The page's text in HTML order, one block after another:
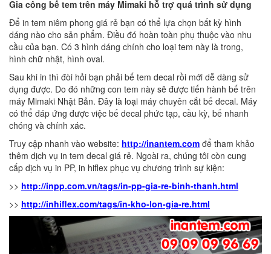
Gia công bế tem trên máy Mimaki hỗ trợ quá trình sử dụng
Để in tem niêm phong giá rẻ bạn có thể lựa chọn bất kỳ hình
dáng nào cho sản phẩm. Điều đó hoàn toàn phụ thuộc vào nhu
cầu của bạn. Có 3 hình dáng chính cho loại tem này là trong,
hình chữ nhật, hình oval.
Sau khi in thì đòi hỏi bạn phải bế tem decal rồi mới dễ dàng sử
dụng được. Do đó những con tem này sẽ được tiến hành bế trên
máy Mimaki Nhật Bản. Đây là loại máy chuyên cắt bế decal. Máy
có thể đáp ứng được việc bế decal phức tạp, cầu kỳ, bế nhanh
chóng và chính xác.
Truy cập nhanh vào website: http://inantem.com để tham khảo
thêm dịch vụ in tem decal giá rẻ. Ngoài ra, chúng tôi còn cung
cấp dịch vụ in PP, in hiflex phục vụ chương trình sự kiện:
>> http://inpp.com.vn/tags/in-pp-gia-re-binh-thanh.html
>> http://inhiflex.com/tags/in-kho-lon-gia-re.html